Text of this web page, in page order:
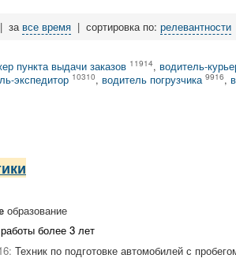
| за все время | сортировка по: релевантности
пункта выдачи заказов 11914, водитель-
экспедитор 10310, водитель погрузчика 9916,
образование
более 3 лет
Техник по подготовке автомобилей с